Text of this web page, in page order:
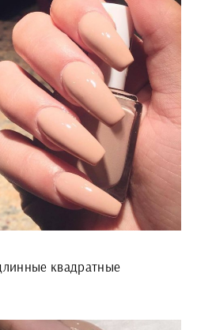
квадратные